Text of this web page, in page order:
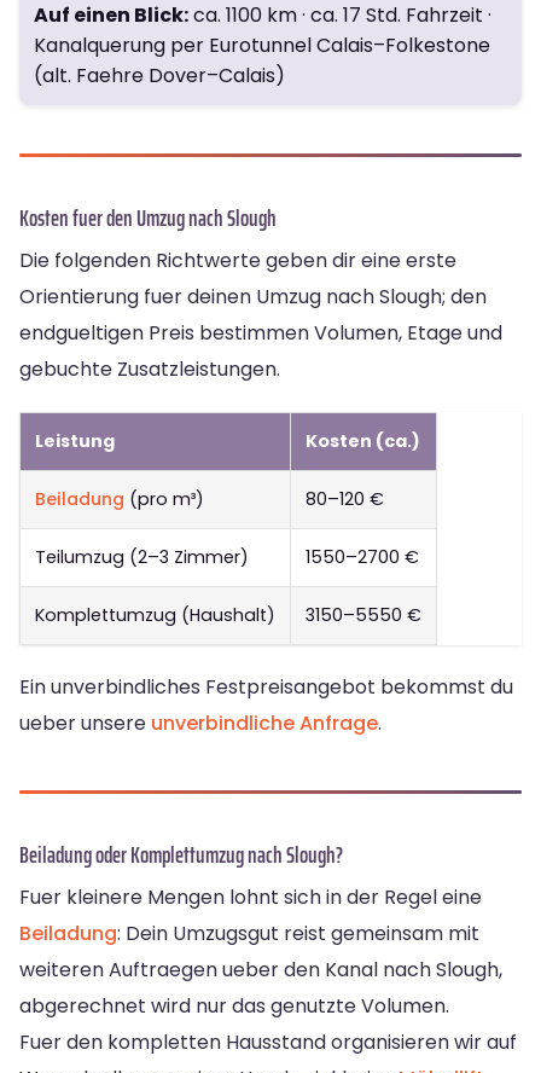
Auf einen Blick:ca. 1100 km · ca. 17 Std. Fahrzeit ·
Kanalquerung per Eurotunnel Calais–Folkestone
(alt. Faehre Dover–Calais)
Kosten fuer den Umzug nach Slough
Die folgenden Richtwerte geben dir eine erste
Orientierung fuer deinen Umzug nach Slough; den
endgueltigen Preis bestimmen Volumen, Etage und
gebuchte Zusatzleistungen.
Leistung Kosten (ca.)
Beiladung (pro m³) 80–120 €
Teilumzug (2–3 Zimmer) 1550–2700 €
Komplettumzug (Haushalt) 3150–5550 €
Ein unverbindliches Festpreisangebot bekommst du
ueber unsere unverbindliche Anfrage.
Beiladung oder Komplettumzug nach Slough?
Fuer kleinere Mengen lohnt sich in der Regel eine
Beiladung: Dein Umzugsgut reist gemeinsam mit
weiteren Auftraegen ueber den Kanal nach Slough,
abgerechnet wird nur das genutzte Volumen.
Fuer den kompletten Hausstand organisieren wir auf